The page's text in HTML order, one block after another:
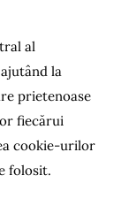
al
la
prietenoase
fiecărui
cookie-urilor
folosit.